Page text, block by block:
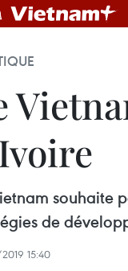
souhaite
de
15:40